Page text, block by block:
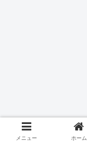
メニュー ホーム